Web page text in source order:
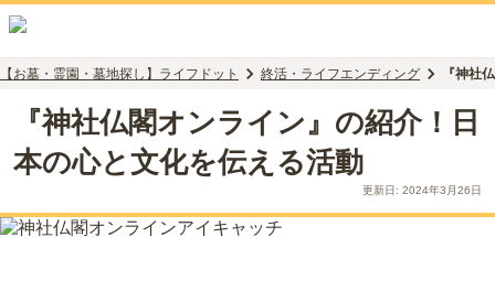
【お墓・霊園・墓地探し】ライフドット 終活・ライフエンディング 『神社
『神社仏閣オンライン』の紹介！日
本の心と文化を伝える活動
更新日: 2024年3月26日